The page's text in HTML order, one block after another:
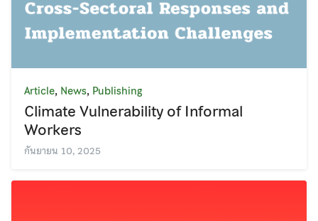
Article, News, Publishing
Climate Vulnerability of Informal
Workers
กันยายน 10, 2025